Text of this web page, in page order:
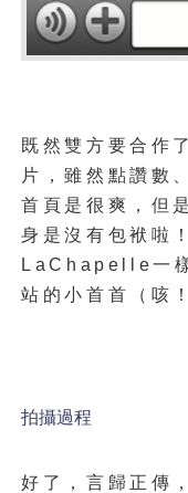
既然雙方要合作
片，雖然點讚數
首頁是很爽，但
身是沒有包袱啦
LaChapelle一
站的小首首（咳
拍攝過程
好了，言歸正傳